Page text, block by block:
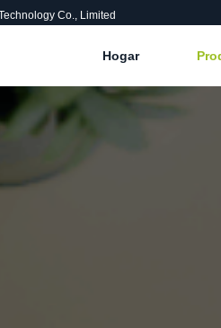
Co., Limited
Hogar